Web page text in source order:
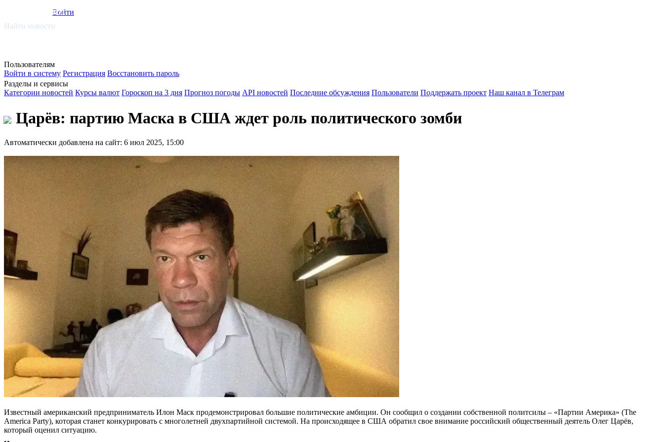
smi.mobi
Войти
Найти новости
Пользователям
Войти в систему Регистрация Восстановить пароль
Разделы и сервисы
Категории новостей Курсы валют Гороскоп на 3 дня Прогноз погоды API новостей Последние обсуждения Пользователи Поддержать проект Наш канал в Телеграм
Царёв: партию Маска в США ждет роль политического зомби
Автоматически добавлена на сайт: 6 июл 2025, 15:00
Известный американский предприниматель Илон Маск продемонстрировал большие политические амбиции. Он сообщил о создании собственной политсилы – «Партии Америка» (The
America Party), которая станет конкурировать с многолетней двухпартийной системой. На происходящее в США обратил свое внимание российский общественный деятель Олег Царёв,
который оценил ситуацию.